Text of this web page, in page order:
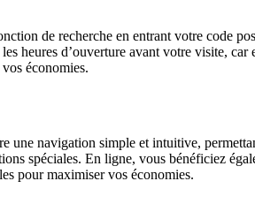
de recherche en entrant votre code
heures d’ouverture avant votre visite,
économies.
une navigation simple et intuitive,
spéciales. En ligne, vous bénéficiez
pour maximiser vos économies.